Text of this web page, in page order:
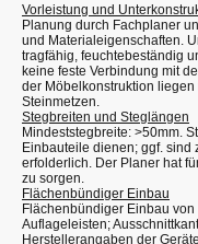
Vorleistung und
Planung durch Fachplaner
und Materialeigenschaften.
tragfähig, feuchtebeständig
keine feste Verbindung mit
der Möbelkonstruktion
Steinmetzen.
Stegbreiten und Steglängen
Mindeststegbreite: >50mm.
Einbauteile dienen; ggf. sind
erfolderlich. Der Planer hat
zu sorgen.
Flächenbündiger Einbau
Flächenbündiger Einbau
Auflageleisten;
Herstellerangaben der